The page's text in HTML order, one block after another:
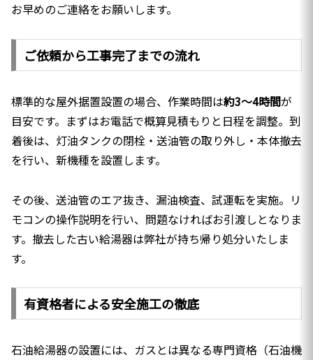
お早めのご連絡をお願いします。
ご依頼から工事完了までの流れ
標準的な屋外据置設置の場合、作業時間は約3〜4時間が
目安です。まずはお電話で概算見積もりと日程を調整。到
着後は、灯油タンクの閉栓・送油管の取り外し・本体撤去
を行い、新機種を設置します。
その後、送油管のエア抜き、漏油検査、試運転を実施。リ
モコンの操作説明を行い、問題なければお引渡しとなりま
す。撤去した古い給湯器は弊社が持ち帰り処分いたしま
す。
有資格者による安全施工の徹底
石油給湯器の設置には、ガスとは異なる専門資格（石油機